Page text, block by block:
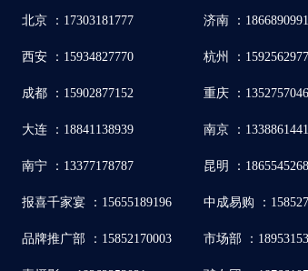
北京 ：17303181777 济南 ：
西安 ：15934827770 杭州 ：
成都 ：15902877152 重庆 ：
大连 ：18841138939 南京 ：
南宁 ：13377178787 昆明 ：
报喜千家宴 ：15655189196 中成易购 ：
品牌推广部 ：15852170003 市场部 ：